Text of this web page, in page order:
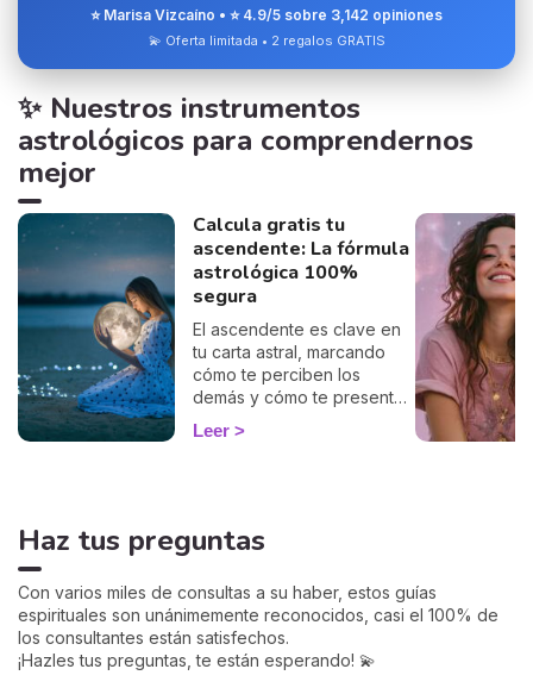
⭐ Marisa Vizcaíno • ⭐ 4.9/5 sobre 3,142 opiniones
💫 Oferta limitada • 2 regalos GRATIS
✨ Nuestros instrumentos
astrológicos para comprendernos
mejor
Calcula gratis tu
ascendente: La fórmula
astrológica 100%
segura
El ascendente es clave en
tu carta astral, marcando
cómo te perciben los
demás y cómo te presentas
al mundo. Con nuestro
cálculo gratuito y preciso,
zodiacal y en cómo te
relacionas con los demás.
fascinante aspecto de la
astrología y empieza a ver
tu horóscopo desde una
perspectiva renovada.
Leer
Haz tus preguntas
Con varios miles de consultas a su haber, estos guías
espirituales son unánimemente reconocidos, casi el 100% de
los consultantes están satisfechos.
¡Hazles tus preguntas, te están esperando! 💫